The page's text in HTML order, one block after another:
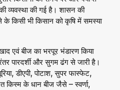
व्यवस्था की गई है। शासन की
किसी भी किसान को कृषि में समस्या
एवं बीज का भरपूर भंडारण किया
पारदर्शी और सुगम ढंग से जारी है।
डीएपी, पोटाश, सुपर फास्फेट,
किस्म के धान बीज जैसे – स्वर्णा,